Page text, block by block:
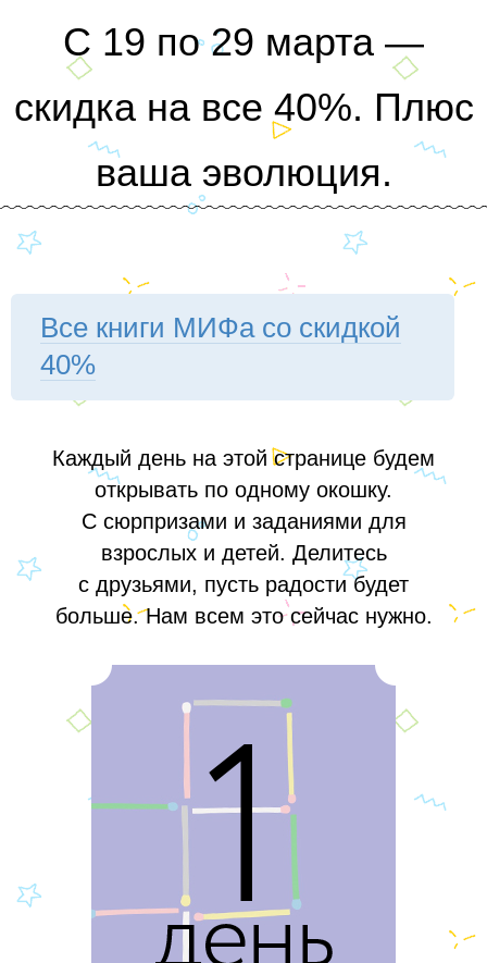
С 19 по 29 марта —
скидка на все 40%. Плюс
ваша эволюция.
Все книги МИФа со скидкой
40%
Каждый день на этой странице будем
открывать по одному окошку.
С сюрпризами и заданиями для
взрослых и детей. Делитесь
с друзьями, пусть радости будет
больше. Нам всем это сейчас нужно.